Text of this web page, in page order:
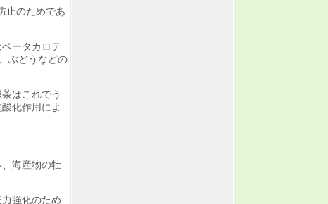
止のためであ
ータカロテ
ぶどうなどの
はこれでう
化作用によ
海産物の牡
強化のため